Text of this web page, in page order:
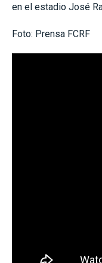
en el estadio José
Foto: Prensa FCRF